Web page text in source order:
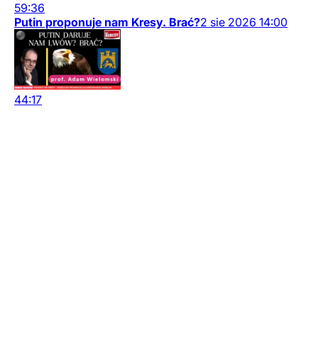
59:36
Putin proponuje nam Kresy. Brać?2 sie 2026 14:00
44:17